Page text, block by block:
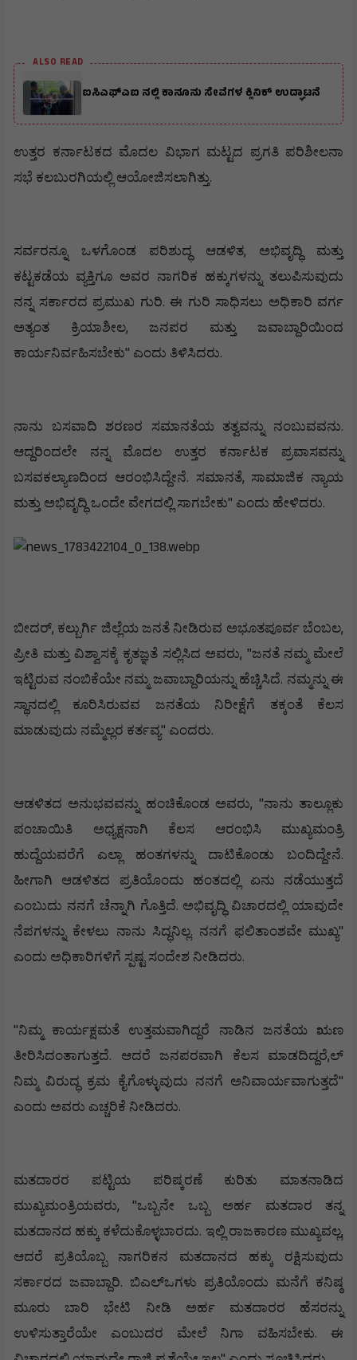
ALSO READ
ಐಸಿಎಫ್ಎಐ ನಲ್ಲಿ ಕಾನೂನು ಸೇವೆಗಳ ಕ್ಲಿನಿಕ್ ಉದ್ಘಾಟನೆ
ಉತ್ತರ ಕರ್ನಾಟಕದ ಮೊದಲ ವಿಭಾಗ ಮಟ್ಟದ ಪ್ರಗತಿ ಪರಿಶೀಲನಾ
ಸಭೆ ಕಲಬುರಗಿಯಲ್ಲಿ ಆಯೋಜಿಸಲಾಗಿತ್ತು.
ಸರ್ವರನ್ನೂ ಒಳಗೊಂಡ ಪರಿಶುದ್ಧ ಆಡಳಿತ, ಅಭಿವೃದ್ಧಿ
ಮತ್ತು
ಕಟ್ಟಕಡೆಯ ವ್ಯಕ್ತಿಗೂ ಅವರ ನಾಗರಿಕ ಹಕ್ಕುಗಳನ್ನು ತಲುಪಿಸುವುದು
ನನ್ನ ಸರ್ಕಾರದ ಪ್ರಮುಖ ಗುರಿ. ಈ ಗುರಿ ಸಾಧಿಸಲು ಅಧಿಕಾರಿ ವರ್ಗ
ಅತ್ಯಂತ
ಕ್ರಿಯಾಶೀಲ, ಜನಪರ ಮತ್ತು
ಜವಾಬ್ದಾರಿಯಿಂದ
ಕಾರ್ಯನಿರ್ವಹಿಸಬೇಕು" ಎಂದು ತಿಳಿಸಿದರು.
ನಾನು ಬಸವಾದಿ ಶರಣರ ಸಮಾನತೆಯ ತತ್ವವನ್ನು ನಂಬುವವನು.
ಆದ್ದರಿಂದಲೇ ನನ್ನ ಮೊದಲ ಉತ್ತರ ಕರ್ನಾಟಕ
ಪ್ರವಾಸವನ್ನು
ಬಸವಕಲ್ಯಾಣದಿಂದ ಆರಂಭಿಸಿದ್ದೇನೆ. ಸಮಾನತೆ, ಸಾಮಾಜಿಕ ನ್ಯಾಯ
ಮತ್ತು ಅಭಿವೃದ್ಧಿ ಒಂದೇ ವೇಗದಲ್ಲಿ ಸಾಗಬೇಕು" ಎಂದು ಹೇಳಿದರು.
ಬೀದರ್, ಕಲ್ಬುರ್ಗಿ ಜಿಲ್ಲೆಯ ಜನತೆ ನೀಡಿರುವ ಅಭೂತಪೂರ್ವ ಬೆಂಬಲ,
ಪ್ರೀತಿ ಮತ್ತು ವಿಶ್ವಾಸಕ್ಕೆ ಕೃತಜ್ಞತೆ ಸಲ್ಲಿಸಿದ ಅವರು, "ಜನತೆ ನಮ್ಮ ಮೇಲೆ
ಇಟ್ಟಿರುವ ನಂಬಿಕೆಯೇ ನಮ್ಮ ಜವಾಬ್ದಾರಿಯನ್ನು ಹೆಚ್ಚಿಸಿದೆ. ನಮ್ಮನ್ನು ಈ
ಸ್ಥಾನದಲ್ಲಿ
ಕೂರಿಸಿರುವವ ಜನತೆಯ ನಿರೀಕ್ಷೆಗೆ ತಕ್ಕಂತೆ
ಕೆಲಸ
ಮಾಡುವುದು ನಮ್ಮೆಲ್ಲರ ಕರ್ತವ್ಯ" ಎಂದರು.
ಆಡಳಿತದ ಅನುಭವವನ್ನು ಹಂಚಿಕೊಂಡ ಅವರು, "ನಾನು ತಾಲ್ಲೂಕು
ಪಂಚಾಯಿತಿ
ಅಧ್ಯಕ್ಷನಾಗಿ ಕೆಲಸ ಆರಂಭಿಸಿ
ಮುಖ್ಯಮಂತ್ರಿ
ಹುದ್ದೆಯವರೆಗೆ
ಎಲ್ಲಾ ಹಂತಗಳನ್ನು ದಾಟಿಕೊಂಡು ಬಂದಿದ್ದೇನೆ.
ಹೀಗಾಗಿ ಆಡಳಿತದ ಪ್ರತಿಯೊಂದು ಹಂತದಲ್ಲಿ ಏನು
ನಡೆಯುತ್ತದೆ
ಎಂಬುದು ನನಗೆ ಚೆನ್ನಾಗಿ ಗೊತ್ತಿದೆ. ಅಭಿವೃದ್ಧಿ ವಿಚಾರದಲ್ಲಿ ಯಾವುದೇ
ನೆಪಗಳನ್ನು ಕೇಳಲು ನಾನು ಸಿದ್ಧನಿಲ್ಲ. ನನಗೆ ಫಲಿತಾಂಶವೇ ಮುಖ್ಯ"
ಎಂದು ಅಧಿಕಾರಿಗಳಿಗೆ ಸ್ಪಷ್ಟ ಸಂದೇಶ ನೀಡಿದರು.
"ನಿಮ್ಮ ಕಾರ್ಯಕ್ಷಮತೆ ಉತ್ತಮವಾಗಿದ್ದರೆ ನಾಡಿನ ಜನತೆಯ
ಋಣ
ತೀರಿಸಿದಂತಾಗುತ್ತದೆ. ಆದರೆ ಜನಪರವಾಗಿ ಕೆಲಸ ಮಾಡದಿದ್ದರೆ,ಲ್
ನಿಮ್ಮ ವಿರುದ್ಧ ಕ್ರಮ ಕೈಗೊಳ್ಳುವುದು ನನಗೆ ಅನಿವಾರ್ಯವಾಗುತ್ತದೆ"
ಎಂದು ಅವರು ಎಚ್ಚರಿಕೆ ನೀಡಿದರು.
ಮತದಾರರ ಪಟ್ಟಿಯ ಪರಿಷ್ಕರಣೆ ಕುರಿತು
ಮಾತನಾಡಿದ
ಮುಖ್ಯಮಂತ್ರಿಯವರು, "ಒಬ್ಬನೇ ಒಬ್ಬ ಅರ್ಹ ಮತದಾರ
ತನ್ನ
ಮತದಾನದ ಹಕ್ಕು ಕಳೆದುಕೊಳ್ಳಬಾರದು. ಇಲ್ಲಿ ರಾಜಕಾರಣ ಮುಖ್ಯವಲ್ಲ,
ಆದರೆ ಪ್ರತಿಯೊಬ್ಬ ನಾಗರಿಕನ ಮತದಾನದ ಹಕ್ಕು
ರಕ್ಷಿಸುವುದು
ಸರ್ಕಾರದ ಜವಾಬ್ದಾರಿ. ಬಿಎಲ್ಒಗಳು ಪ್ರತಿಯೊಂದು ಮನೆಗೆ ಕನಿಷ್ಠ
ಮೂರು
ಬಾರಿ ಭೇಟಿ ನೀಡಿ ಅರ್ಹ ಮತದಾರರ
ಹೆಸರನ್ನು
ಉಳಿಸುತ್ತಾರೆಯೇ
ಎಂಬುದರ ಮೇಲೆ ನಿಗಾ ವಹಿಸಬೇಕು.ಈ